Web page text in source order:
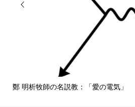

鄭 明析牧師の名説教：「愛の電気」